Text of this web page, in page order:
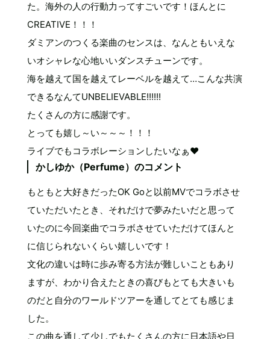
た。海外の人の行動力ってすごいです！ほんとに
CREATIVE！！！
ダミアンのつくる楽曲のセンスは、なんともいえな
いオシャレな心地いいダンスチューンです。
海を越えて国を越えてレーベルを越えて…こんな共演
できるなんてUNBELIEVABLE!!!!!!
たくさんの方に感謝です。
とっても嬉し～い～～～！！！
ライブでもコラボレーションしたいなぁ♥
かしゆか（Perfume）のコメント
もともと大好きだったOK Goと以前MVでコラボさせ
ていただいたとき、それだけで夢みたいだと思って
いたのに今回楽曲でコラボさせていただけてほんと
に信じられないくらい嬉しいです！
文化の違いは時に歩み寄る方法が難しいこともあり
ますが、わかり合えたときの喜びもとても大きいも
のだと自分のワールドツアーを通してとても感じま
した。
この曲を通して少しでもたくさんの方に日本語や日